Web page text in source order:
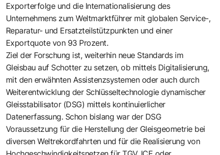
Exporterfolge und die Internationalisierung des
Unternehmens zum Weltmarktführer mit globalen Service-,
Reparatur- und Ersatzteilstützpunkten und einer
Exportquote von 93 Prozent.
Ziel der Forschung ist, weiterhin neue Standards im
Gleisbau auf Schotter zu setzen, ob mittels Digitalisierung,
mit den erwähnten Assistenzsystemen oder auch durch
Weiterentwicklung der Schlüsseltechnologie dynamischer
Gleisstabilisator (DSG) mittels kontinuierlicher
Datenerfassung. Schon bislang war der DSG
Voraussetzung für die Herstellung der Gleisgeometrie bei
diversen Weltrekordfahrten und für die Realisierung von